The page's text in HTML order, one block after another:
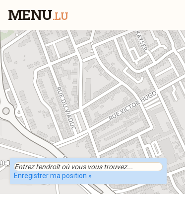
MENU.LU
Enregistrer ma position »